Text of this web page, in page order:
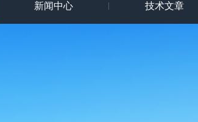
新闻中心 技术文章